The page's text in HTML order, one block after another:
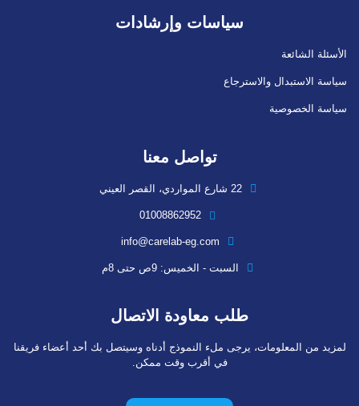
سياسات وإرشادات
الأسئلة الشائعة
سياسة الاستبدال والاسترجاع
سياسة الخصوصية
تواصل معنا
22 شارع المواردي، القصر العيني
01008862952
info@carelab-eg.com
السبت - الخميس: 9ص حتى 8م
طلب معاودة الاتصال
لمزيد من المعلومات، يرجى ملء النموذج أدناه وسيتصل بك أحد أعضاء فريقنا
في أقرب وقت ممكن.